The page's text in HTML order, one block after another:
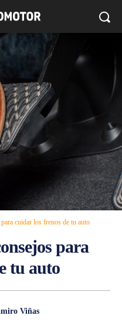
cuidar los frenos de tu auto
para
tu auto
Viñas